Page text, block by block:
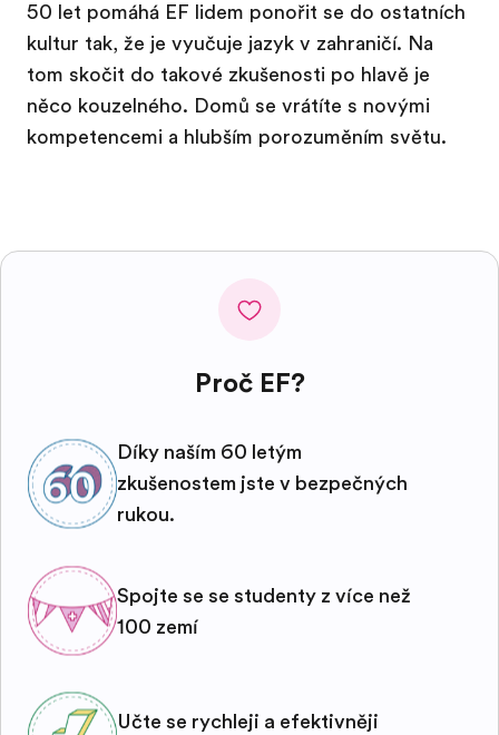
50 let pomáhá EF lidem ponořit se do ostatních
kultur tak, že je vyučuje jazyk v zahraničí. Na
tom skočit do takové zkušenosti po hlavě je
něco kouzelného. Domů se vrátíte s novými
kompetencemi a hlubším porozuměním světu.
Proč EF?
Díky naším 60 letým
zkušenostem jste v bezpečných
rukou.
Spojte se se studenty z více než
100 zemí
Učte se rychleji a efektivněji